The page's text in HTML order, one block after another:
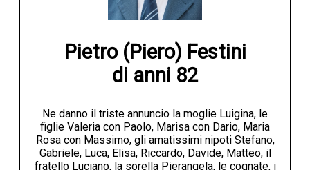
Pietro (Piero) Festini
di anni 82
Ne danno il triste annuncio la moglie Luigina, le
figlie Valeria con Paolo, Marisa con Dario, Maria
Rosa con Massimo, gli amatissimi nipoti Stefano,
Gabriele, Luca, Elisa, Riccardo, Davide, Matteo, il
fratello Luciano, la sorella Pierangela, le cognate, i